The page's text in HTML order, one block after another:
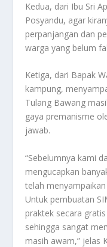
Kedua, dari Ibu Sri
Posyandu, agar
perpanjangan dan
warga yang belum
Ketiga, dari Bapak
kampung,
Tulang Bawang
gaya premanisme
jawab.
“Sebelumnya kami
mengucapkan
telah
Untuk pembuatan
praktek secara
sehingga sangat
masih awam,” jelas